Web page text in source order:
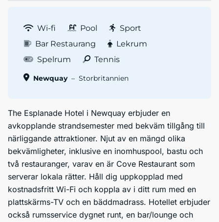
Wi-fi Pool
Sport
Bar Restaurang
Lekrum
Spelrum
Tennis
Newquay – Storbritannien
The Esplanade Hotel i Newquay erbjuder en
avkopplande strandsemester med bekväm tillgång till
närliggande attraktioner. Njut av en mängd olika
bekvämligheter, inklusive en inomhuspool, bastu och
två restauranger, varav en är Cove Restaurant som
serverar lokala rätter. Håll dig uppkopplad med
kostnadsfritt Wi-Fi och koppla av i ditt rum med en
plattskärms-TV och en bäddmadrass. Hotellet erbjuder
också rumsservice dygnet runt, en bar/lounge och